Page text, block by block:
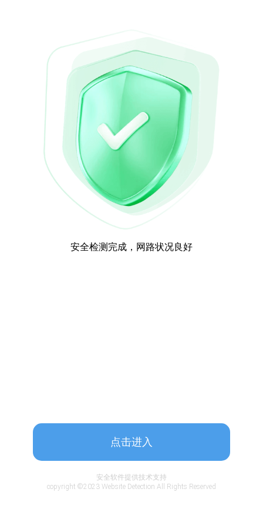
安全检测完成，网路状况良好
点击进入
安全软件提供技术支持
copyright ©2023 Website Detection All Rights Reserved